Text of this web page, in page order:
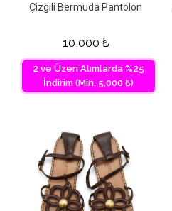
Çizgili Bermuda Pantolon
10,000 ₺
2 ve Üzeri Alımlarda %25
İndirim (Min. 5,000 ₺)